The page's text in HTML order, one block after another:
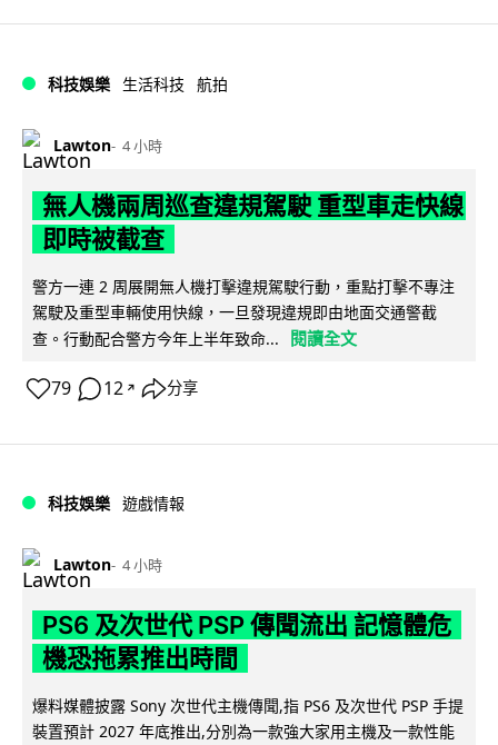
科技娛樂 生活科技 航拍
Lawton 4 小時
無人機兩周巡查違規駕駛 重型車走快線
即時被截查
警方一連 2 周展開無人機打擊違規駕駛行動，重點打擊不專注
駕駛及重型車輛使用快線，一旦發現違規即由地面交通警截
查。行動配合警方今年上半年致命...
閱讀全文
79 12 ↗ 分享
科技娛樂 遊戲情報
Lawton 4 小時
PS6 及次世代 PSP 傳聞流出 記憶體危
機恐拖累推出時間
爆料媒體披露 Sony 次世代主機傳聞,指 PS6 及次世代 PSP 手提
裝置預計 2027 年底推出,分別為一款強大家用主機及一款性能